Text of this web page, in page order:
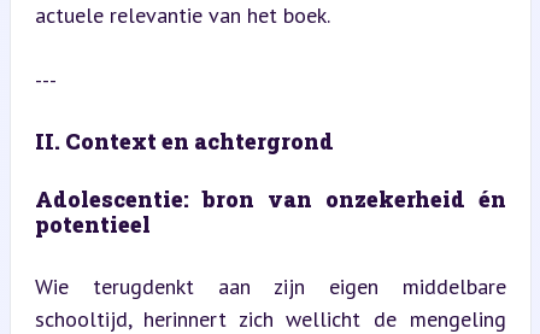
actuele relevantie van het boek.
---
II. Context en achtergrond
Adolescentie: bron van onzekerheid én
potentieel
Wie terugdenkt aan zijn eigen middelbare
schooltijd, herinnert zich wellicht de mengeling